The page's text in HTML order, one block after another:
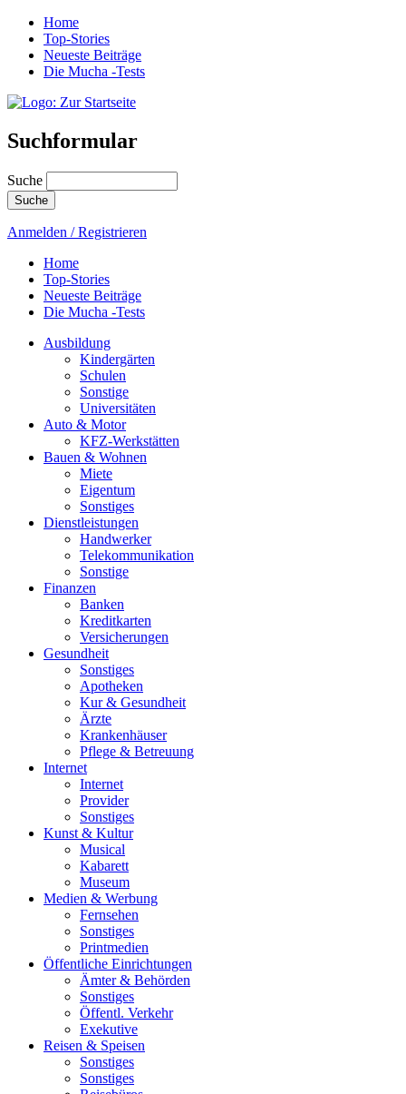
Home
Top-Stories
Neueste Beiträge
Die Mucha -Tests
Suchformular
Suche
Anmelden / Registrieren
Home
Top-Stories
Neueste Beiträge
Die Mucha -Tests
Ausbildung
Kindergärten
Schulen
Sonstige
Universitäten
Auto & Motor
KFZ-Werkstätten
Bauen & Wohnen
Miete
Eigentum
Sonstiges
Dienstleistungen
Handwerker
Telekommunikation
Sonstige
Finanzen
Banken
Kreditkarten
Versicherungen
Gesundheit
Sonstiges
Apotheken
Kur & Gesundheit
Ärzte
Krankenhäuser
Pflege & Betreuung
Internet
Internet
Provider
Sonstiges
Kunst & Kultur
Musical
Kabarett
Museum
Medien & Werbung
Fernsehen
Sonstiges
Printmedien
Öffentliche Einrichtungen
Ämter & Behörden
Sonstiges
Öffentl. Verkehr
Exekutive
Reisen & Speisen
Sonstiges
Sonstiges